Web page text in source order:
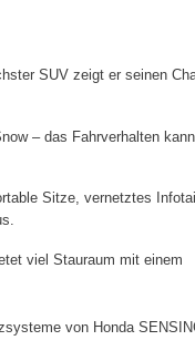
SUV zeigt er seinen
– das Fahrverhalten
Sitze, vernetztes
viel Stauraum mit einem
von Honda